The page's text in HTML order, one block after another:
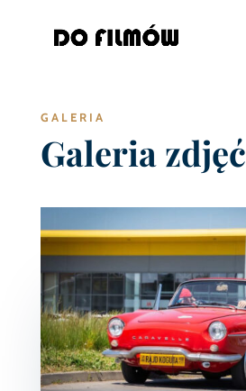
GALERIA
Galeria zdjęć